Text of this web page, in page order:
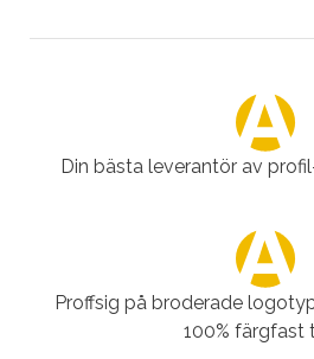
Din bästa leverantör av
Proffsig på broderade
100% färgfast